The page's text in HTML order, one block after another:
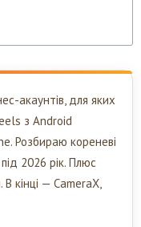
акаунтів, для яких
з Android
Розбираю кореневі
2026 рік. Плюс
кінці — CameraX,